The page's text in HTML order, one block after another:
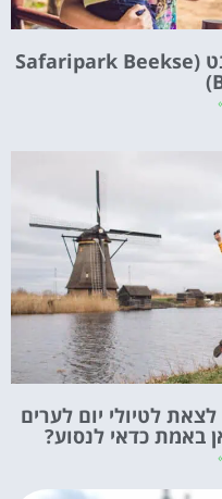
ספארי פארק ביקס ברגן בברבנט (Safaripark Beekse
לטיולי יום לערים
באמת כדאי לנסוע?